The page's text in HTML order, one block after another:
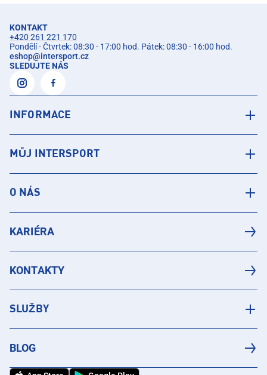
KONTAKT
+420 261 221 170
Pondělí - Čtvrtek: 08:30 - 17:00 hod. Pátek: 08:30 - 16:00 hod.
eshop@intersport.cz
SLEDUJTE NÁS
INFORMACE
MŮJ INTERSPORT
O NÁS
KARIÉRA
KONTAKTY
SLUŽBY
BLOG